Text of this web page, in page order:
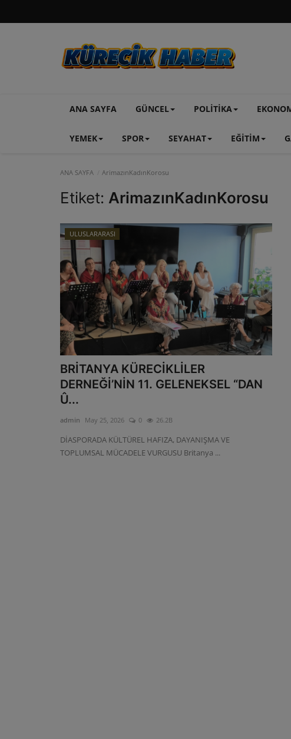
ANA SAYFA GÜNCEL POLİTİKA
YEMEK SPOR SEYAHAT EĞİTİM
ANA SAYFA ArimazınKadınKorosu
Etiket: ArimazınKadınKorosu
ULUSLARARASI
BRİTANYA KÜRECİKLİLER
DERNEĞİ’NİN 11. GELENEKSEL “DAN
Û...
admin May 25, 2026 0 26.2B
DİASPORADA KÜLTÜREL HAFIZA, DAYANIŞMA VE
TOPLUMSAL MÜCADELE VURGUSU Britanya ...